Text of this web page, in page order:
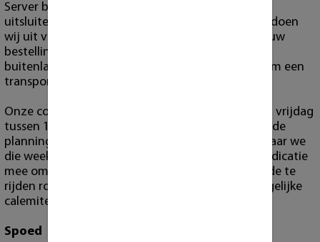
Server bestellingen en grote orders bezorgen wij
uitsluitend zelf via onze eigen bezorgservice. Dit doen
wij uit voorzorgsmaatregel ter bescherming van uw
bestelling. Alleen op hoge uitzondering of bij
buitenlandse bestellingen zijn wij genoodzaakt om een
transportdienst te gebruiken.
Onze collega bezorgt elke week op donderdag en vrijdag
tussen 11:00 en 18:00 uur. Hiervoor verzenden wij de
planning de woensdag ervoor naar alle klanten waar we
die week bezorgen. Wij geven echter
tijds indicatie
mee omdat er te veel variablen meespelen zoals de te
rijden route, het verkeer, het weer, of andere dergelijke
calemiteiten.
Spoed